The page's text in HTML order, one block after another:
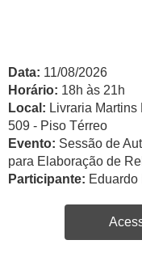
Data: 11/08/2026
Horário: 18h às 21h
Local: Livraria
509 - Piso Térreo
Evento: Sessão de
para Elaboração de
Participante: Eduardo